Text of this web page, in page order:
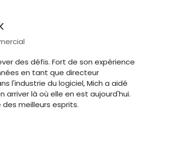
des défis. Fort de son expérience
en tant que directeur
l'industrie du logiciel, Mich a aidé
arriver là où elle en est aujourd'hui.
meilleurs esprits.